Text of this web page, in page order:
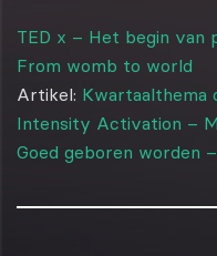
TED x – Het begin van
From womb to world
Artikel: Kwartaalthema
Intensity Activation –
Goed geboren worden